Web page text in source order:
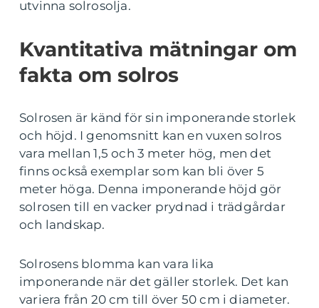
utvinna solrosolja.
Kvantitativa mätningar om
fakta om solros
Solrosen är känd för sin imponerande storlek
och höjd. I genomsnitt kan en vuxen solros
vara mellan 1,5 och 3 meter hög, men det
finns också exemplar som kan bli över 5
meter höga. Denna imponerande höjd gör
solrosen till en vacker prydnad i trädgårdar
och landskap.
Solrosens blomma kan vara lika
imponerande när det gäller storlek. Det kan
variera från 20 cm till över 50 cm i diameter.